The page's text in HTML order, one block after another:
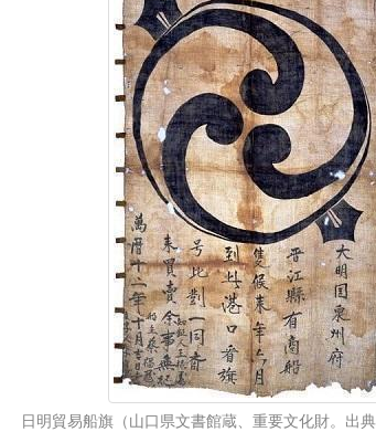
日明貿易船旗（山口県文書館蔵、重要文化財。出典